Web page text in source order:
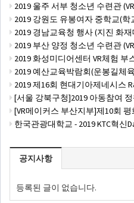
2019 울주 서부 청소년 수련관
2019 강원도 유봉여자 중학교(학교 축제 행사
2019 경남교육청 행사 (지진 화재대
2019 부산 양정 청소년 수련관
2019 화성미디어센터 VR체험 부스 (
2019 예산교육박람회(운봉길체육관) VR체험부스(직
2019 제16회 현대기아제네시스 R&D 모터쇼(화성시 현대기아자동차
[서울 강북구청]2019 아동참여 정책박람회 -올림픽공원 평화의광장(VR레이싱시뮬레
[VR메이커스 부산지부]제10회 평화공원 국화 전시회(부산광
한국관광대학교 - 2019 KTC혁신Day(혁신지원사업 성과발표회) 관광경영과(워
공지사항
등록된 글이 없습니다.